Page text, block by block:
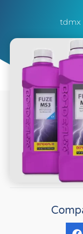
tdmx